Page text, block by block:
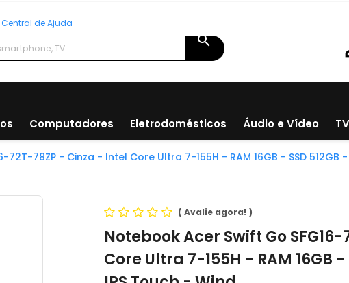
Central de Ajuda
search
Computadores Eletrodomésticos Áudio e Vídeo TV
78ZP - Cinza - Intel Core Ultra 7-155H - RAM 16GB - SSD 512GB -
(Avalie agora!)
Notebook Acer Swift Go
Core Ultra 7-155H - RAM 16GB -